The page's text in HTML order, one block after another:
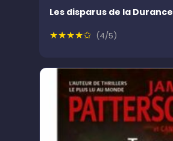
Les disparus de la Durance
★★★★✩ (4/5)